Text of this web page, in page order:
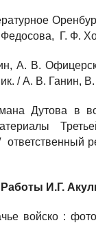
Г. Ф.
А. В.
/ А. В. Ганин,
Дутова в
Третьей
Работы И.Г.
войско :